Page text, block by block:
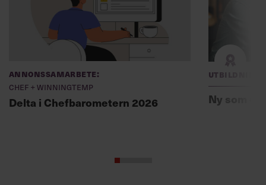
Annonssamarbete:
Chef + Winningtemp
Delta i Chefbarometern 2026
Utbildning
Ny som